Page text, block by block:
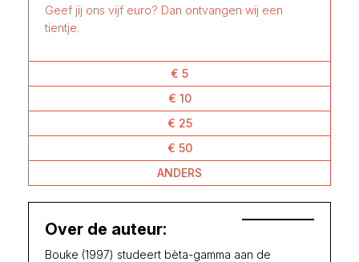
Geef jij ons vijf euro? Dan ontvangen wij een
tientje.
€ 5
€ 10
€ 25
€ 50
ANDERS
Over de auteur:
Bouke (1997) studeert bèta-gamma aan de